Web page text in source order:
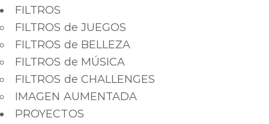
FILTROS
FILTROS de JUEGOS
FILTROS de BELLEZA
FILTROS de MÚSICA
FILTROS de CHALLENGES
IMAGEN AUMENTADA
PROYECTOS